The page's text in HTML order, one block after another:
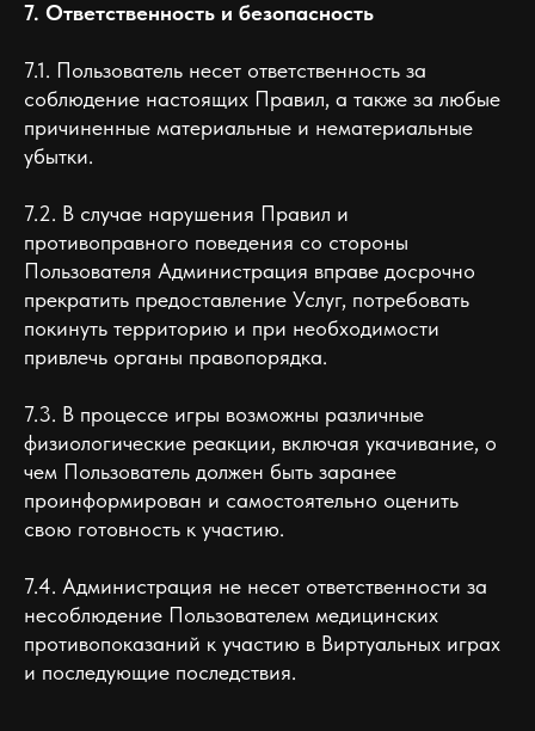
7. Ответственность и безопасность
7.1. Пользователь несет ответственность за
соблюдение настоящих Правил, а также за любые
причиненные материальные и нематериальные
убытки.
7.2. В случае нарушения Правил и
противоправного поведения со стороны
Пользователя Администрация вправе досрочно
прекратить предоставление Услуг, потребовать
покинуть территорию и при необходимости
привлечь органы правопорядка.
7.3. В процессе игры возможны различные
физиологические реакции, включая укачивание, о
чем Пользователь должен быть заранее
проинформирован и самостоятельно оценить
свою готовность к участию.
7.4. Администрация не несет ответственности за
несоблюдение Пользователем медицинских
противопоказаний к участию в Виртуальных играх
и последующие последствия.